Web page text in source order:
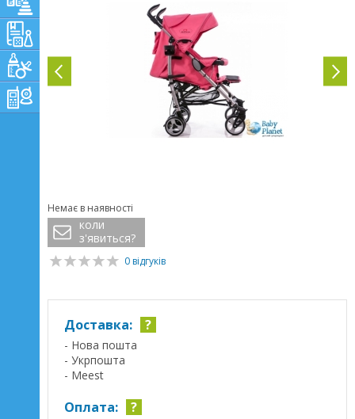
Немає в наявності
коли
з'явиться?
0 відгуків
Доставка: ?
- Нова пошта
- Укрпошта
- Meest
Оплата: ?